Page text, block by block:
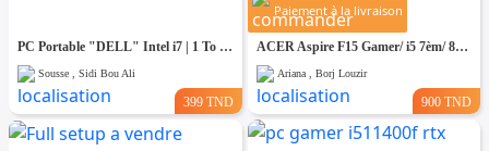
PC Portable "DELL" Intel i7 | 1 To SSD (Neuf) | 8 Go RAM
Sousse , Sidi Bou Ali
399 TND
Paiement à la livraison
ACER Aspire F15 Gamer/ i5 7èm/ 8G/ GTX 950M 4G/ 1To
Ariana , Borj Louzir
900 TND